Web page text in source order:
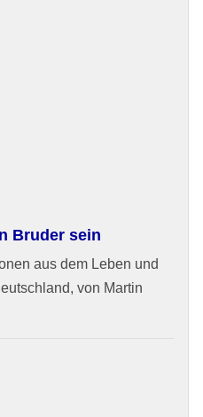
Bruder sein
aus dem Leben und
von Martin